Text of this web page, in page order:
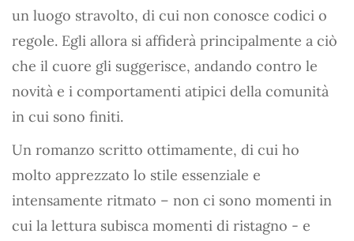
un luogo stravolto, di cui non conosce codici o
regole. Egli allora si affiderà principalmente a ciò
che il cuore gli suggerisce, andando contro le
novità e i comportamenti atipici della comunità
in cui sono finiti.
Un romanzo scritto ottimamente, di cui ho
molto apprezzato lo stile essenziale e
intensamente ritmato – non ci sono momenti in
cui la lettura subisca momenti di ristagno - e